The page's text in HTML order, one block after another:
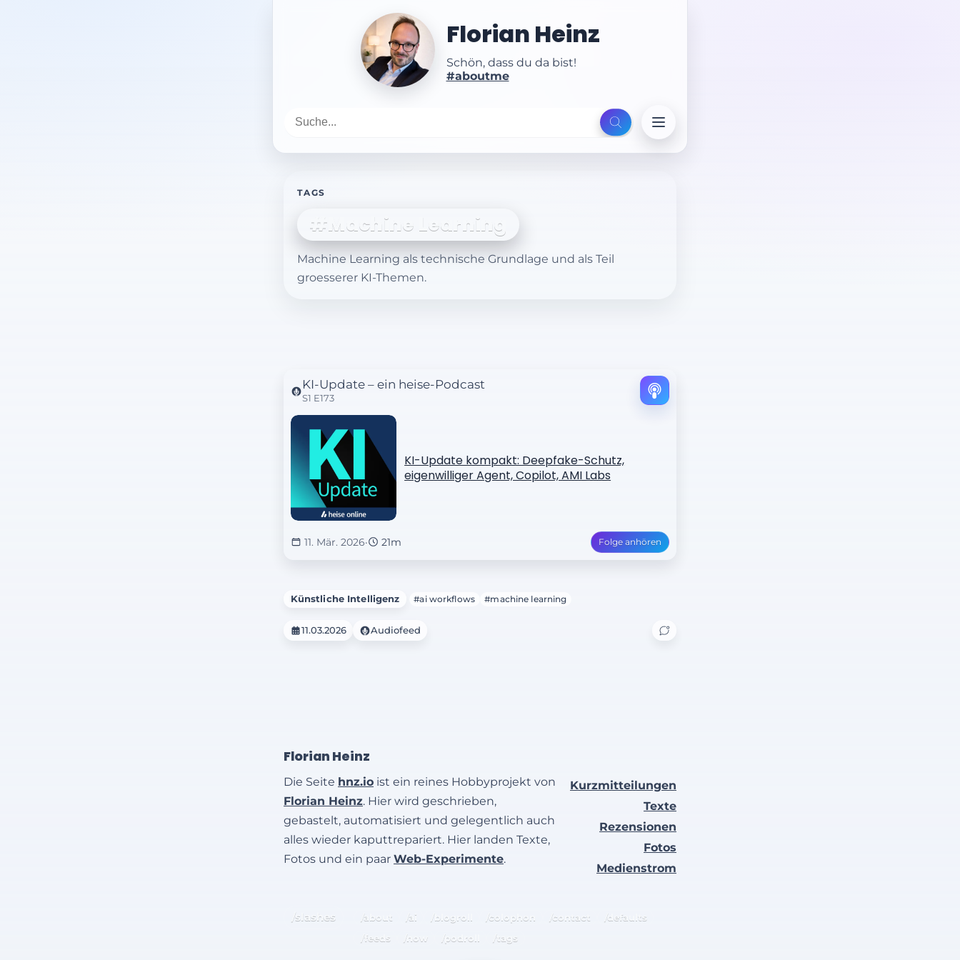
Florian Heinz
Schön, dass du da bist!
#aboutme
TAGS
#Machine Learning
Machine Learning als technische Grundlage und als Teil
groesserer KI-Themen.
KI-Update – ein heise-Podcast
S1 E173
KI-Update kompakt: Deepfake-Schutz,
eigenwilliger Agent, Copilot, AMI Labs
11. Mär. 2026· 21m Folge anhören
Künstliche Intelligenz #ai workflows #machine learning
11.03.2026 Audiofeed
Florian Heinz
Die Seite hnz.io ist ein reines Hobbyprojekt von
Florian Heinz. Hier wird geschrieben,
gebastelt, automatisiert und gelegentlich auch
alles wieder kaputtrepariert. Hier landen Texte,
Fotos und ein paar Web-Experimente.
Kurzmitteilungen
Texte
Rezensionen
Fotos
Medienstrom
/slashes /about /ai /blogroll /colophon /contact
/defaults
/feeds
/now /podroll /tags